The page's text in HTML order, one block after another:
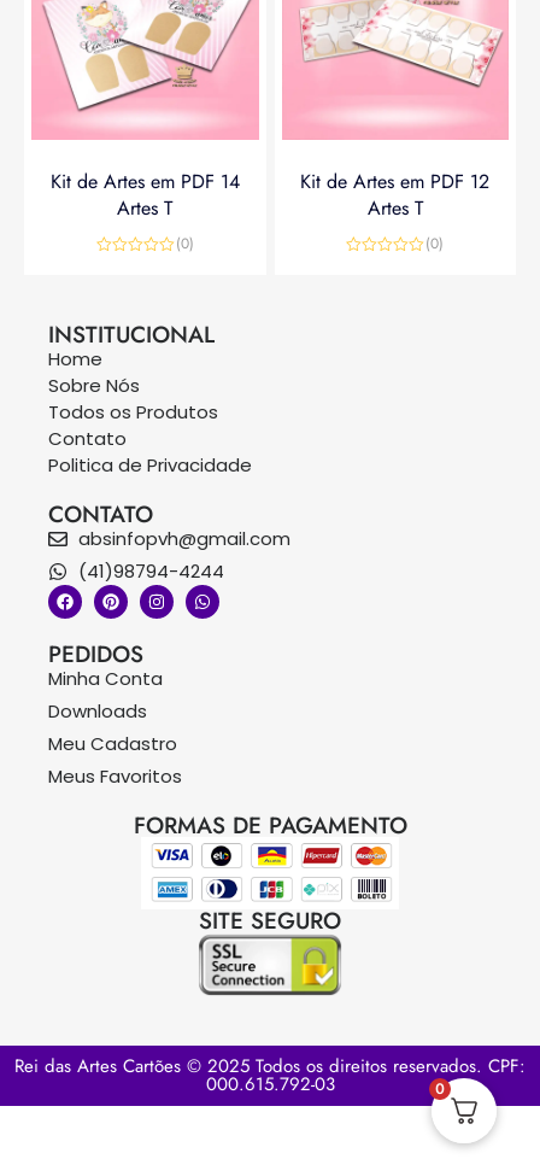
Kit de Artes em PDF 14
Artes T
(0)
Kit de Artes em PDF 12
Artes T
(0)
INSTITUCIONAL
Home
Sobre Nós
Todos os Produtos
Contato
Politica de Privacidade
CONTATO
absinfopvh@gmail.com
(41)98794-4244
PEDIDOS
Minha Conta
Downloads
Meu Cadastro
Meus Favoritos
FORMAS DE PAGAMENTO
SITE SEGURO
Rei das Artes Cartões © 2025 Todos os direitos reservados. CPF:
000.615.792-03 0